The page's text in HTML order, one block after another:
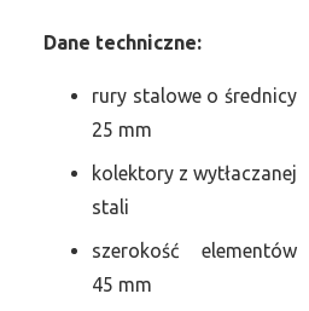
Dane techniczne:
rury stalowe o średnicy
25 mm
kolektory z wytłaczanej
stali
szerokość elementów
45 mm